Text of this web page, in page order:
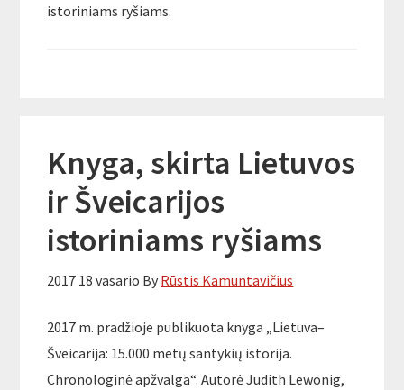
istoriniams ryšiams.
Knyga, skirta Lietuvos
ir Šveicarijos
istoriniams ryšiams
2017 18 vasario By Rūstis Kamuntavičius
2017 m. pradžioje publikuota knyga „Lietuva–
Šveicarija: 15.000 metų santykių istorija.
Chronologinė apžvalga“. Autorė Judith Lewonig,